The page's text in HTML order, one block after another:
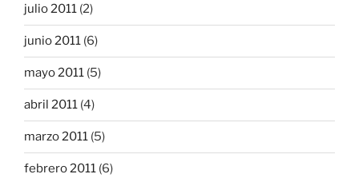
julio 2011 (2)
junio 2011 (6)
mayo 2011 (5)
abril 2011 (4)
marzo 2011 (5)
febrero 2011 (6)